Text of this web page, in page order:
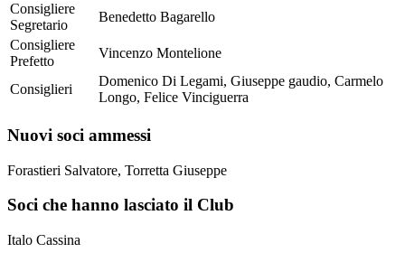
Consigliere
Segretario
Benedetto Bagarello
Consigliere
Prefetto
Vincenzo Montelione
Consiglieri
Domenico Di Legami, Giuseppe gaudio, Carmelo
Longo, Felice Vinciguerra
Nuovi soci ammessi
Forastieri Salvatore, Torretta Giuseppe
Soci che hanno lasciato il Club
Italo Cassina